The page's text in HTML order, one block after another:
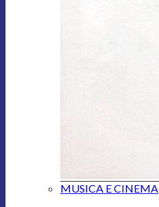
MUSICA E CINEMA